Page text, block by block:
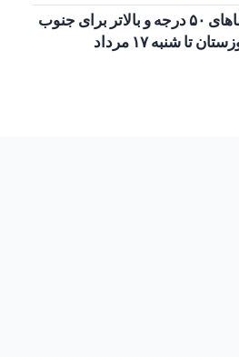
وقوع دما‌های ۵۰ درجه و بالاتر برای جنوب
تا شنبه ۱۷ مرداد